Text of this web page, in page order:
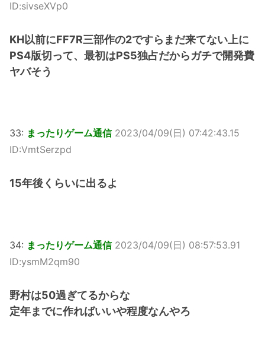
ID:sivseXVp0
KH以前にFF7R三部作の2ですらまだ来てない上に
PS4版切って、最初はPS5独占だからガチで開発費
ヤバそう
33: まったりゲーム通信 2023/04/09(日) 07:42:43.15
ID:VmtSerzpd
15年後くらいに出るよ
34: まったりゲーム通信 2023/04/09(日) 08:57:53.91
ID:ysmM2qm90
野村は50過ぎてるからな
定年までに作ればいいや程度なんやろ